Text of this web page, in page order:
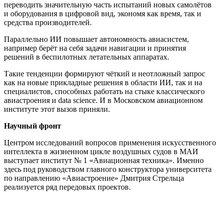
переводить значительную часть испытаний новых самолётов
и оборудования в цифровой вид, экономя как время, так и
средства производителей.
Параллельно ИИ повышает автономность авиасистем,
например берёт на себя задачи навигации и принятия
решений в беспилотных летательных аппаратах.
Такие тенденции формируют чёткий и неотложный запрос
как на новые прикладные решения в области ИИ, так и на
специалистов, способных работать на стыке классического
авиастроения и data science. И в Московском авиационном
институте этот вызов приняли.
Научный фронт
Центром исследований вопросов применения искусственного
интеллекта в жизненном цикле воздушных судов в МАИ
выступает институт № 1 «Авиационная техника». Именно
здесь под руководством главного конструктора университета
по направлению «Авиастроение» Дмитрия Стрельца
реализуется ряд передовых проектов.